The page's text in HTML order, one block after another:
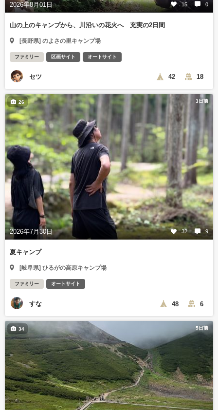
2026年8月01日 15 0
山の上のキャンプから、川沿いの花火へ 充実の2日間
[長野県] のよさの里キャンプ場
ファミリー 区画サイト オートサイト
セツ 42 18
3日前
2026年7月30日 32 9
26
夏キャンプ
[岐阜県] ひるがの高原キャンプ場
ファミリー オートサイト
すな 48 6
5日前
34